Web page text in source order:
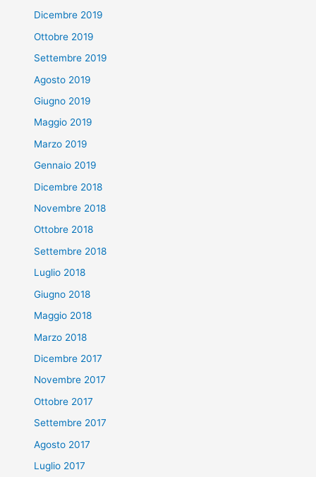
Dicembre 2019
Ottobre 2019
Settembre 2019
Agosto 2019
Giugno 2019
Maggio 2019
Marzo 2019
Gennaio 2019
Dicembre 2018
Novembre 2018
Ottobre 2018
Settembre 2018
Luglio 2018
Giugno 2018
Maggio 2018
Marzo 2018
Dicembre 2017
Novembre 2017
Ottobre 2017
Settembre 2017
Agosto 2017
Luglio 2017